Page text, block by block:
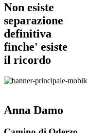
Non esiste
separazione
definitiva
finche' esiste
il ricordo
Anna Damo